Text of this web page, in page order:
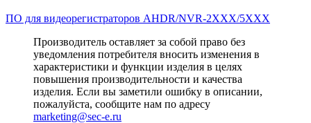
ПО для видеорегистраторов AHDR/NVR-2XXX/5XXX
Производитель оставляет за собой право без
уведомления потребителя вносить изменения в
характеристики и функции изделия в целях
повышения производительности и качества
изделия. Если вы заметили ошибку в описании,
пожалуйста, сообщите нам по адресу
marketing@sec-e.ru